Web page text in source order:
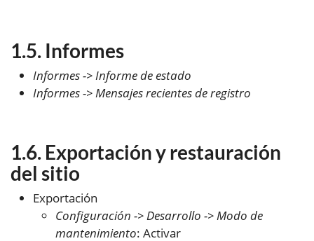
Informes
Informes -> Informe de estado
Informes -> Mensajes recientes de registro
Exportación y restauración
del sitio
Exportación
Configuración -> Desarrollo -> Modo de
mantenimiento: Activar